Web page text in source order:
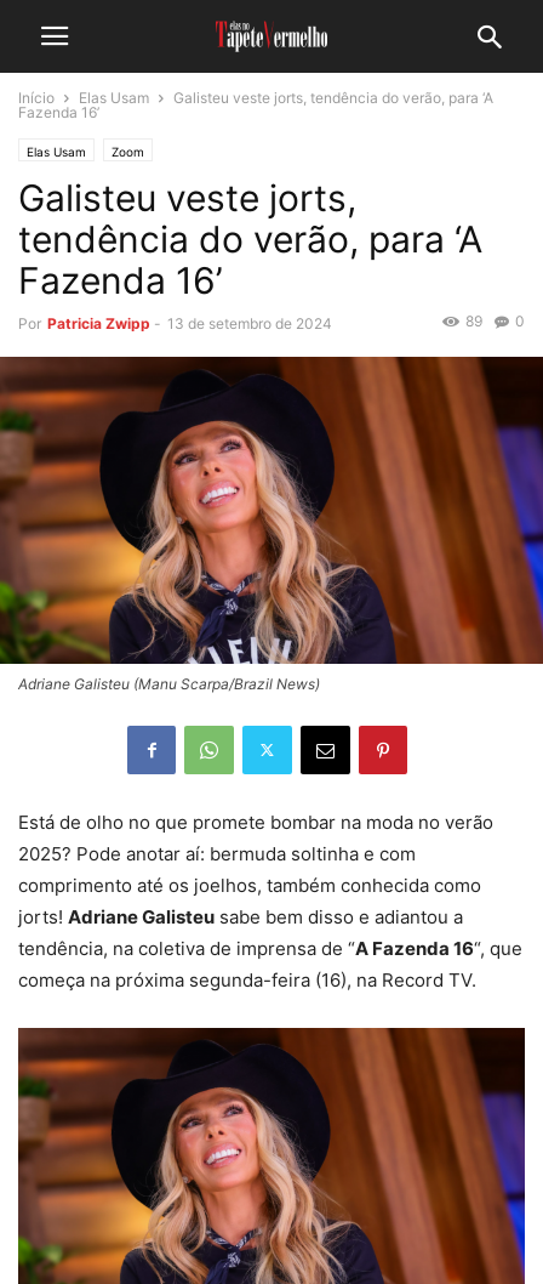
Início Elas Usam
Galisteu veste jorts, tendência do verão, para ‘A
Fazenda 16’
Elas Usam Zoom
Galisteu veste jorts,
tendência do verão, para ‘A
Fazenda 16’
Por Patricia Zwipp - 13 de setembro de 2024 0
89
Adriane Galisteu (Manu Scarpa/Brazil News)
Está de olho no que promete bombar na moda no verão
2025? Pode anotar aí: bermuda soltinha e com
comprimento até os joelhos, também conhecida como
jorts! Adriane Galisteu sabe bem disso e adiantou a
tendência, na coletiva de imprensa de “A Fazenda 16“, que
começa na próxima segunda-feira (16), na Record TV.